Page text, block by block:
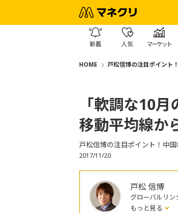
新着 人気 マーケット
HOME 戸松信博の注目ポイント
「軟調な10
移動平均線か
戸松信博の注目ポイント！中国
2017/11/20
戸松 信博
グローバルリ
もっと見る